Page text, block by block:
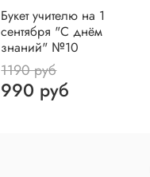
Букет учителю на 1
сентября "С днём
знаний" №10
1190 руб
990 руб